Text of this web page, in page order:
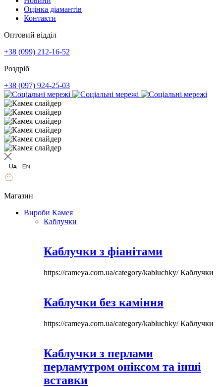
Оцінка діамантів
Контакти
Оптовий відділ
+38 (099) 212-16-52
Роздріб
+38 (097) 924-25-03
Магазин
Вироби Камея
Каблучки
Каблучки з фіанітами
https://cameya.com.ua/category/kabluchky/Каблучки
Каблучки без каміння
https://cameya.com.ua/category/kabluchky/Каблучки
Каблучки з перлами
перламутром оніксом та інші
вставки